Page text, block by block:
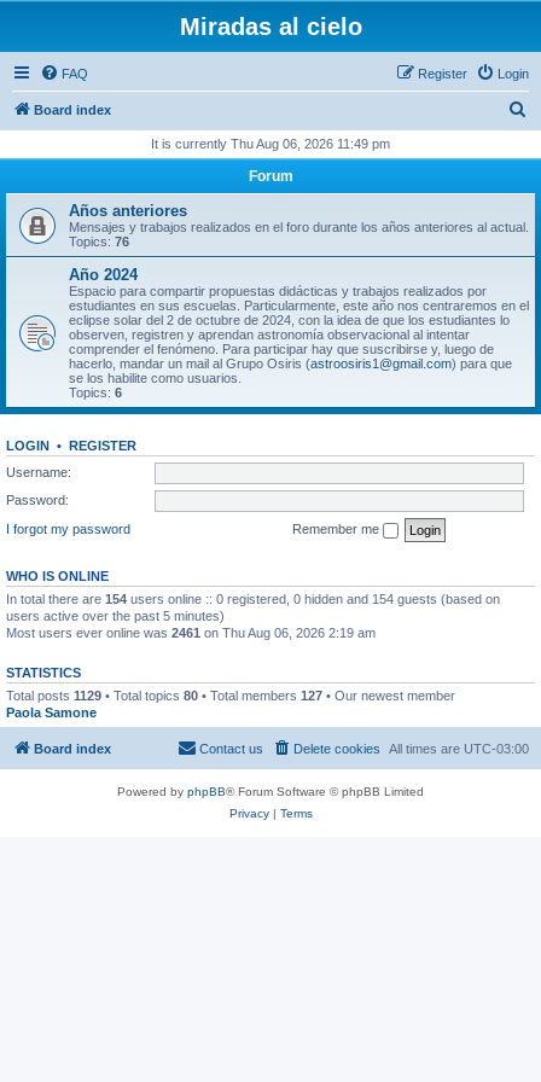
Miradas al cielo
FAQ Login
Register
Board index
r
h
It is currently Thu Aug 06, 2026 11:49 pm
Forum
Años anteriores
Mensajes y trabajos realizados en el foro durante los años anteriores al actual.
Topics: 76
Año 2024
Espacio para compartir propuestas didácticas y trabajos realizados por
estudiantes en sus escuelas. Particularmente, este año nos centraremos en el
eclipse solar del 2 de octubre de 2024, con la idea de que los estudiantes lo
observen, registren y aprendan astronomía observacional al intentar
comprender el fenómeno. Para participar hay que suscribirse y, luego de
hacerlo, mandar un mail al Grupo Osiris (astroosiris1@gmail.com) para que
se los habilite como usuarios.
Topics: 6
LOGIN • REGISTER
Username:
Password:
I forgot my password
Remember me
WHO IS ONLINE
In total there are 154 users online :: 0 registered, 0 hidden and 154 guests (based on
users active over the past 5 minutes)
Most users ever online was 2461 on Thu Aug 06, 2026 2:19 am
STATISTICS
Total posts 1129 • Total topics 80 • Total members 127 • Our newest member
Paola Samone
Board index All times are UTC-03:00
Delete cookies
Contact us
Powered by phpBB® Forum Software © phpBB Limited
Privacy| Terms